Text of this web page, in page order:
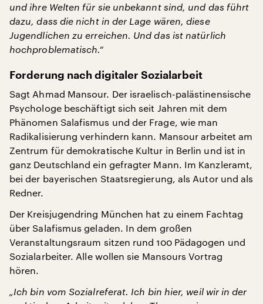
und ihre Welten für sie unbekannt sind, und das führt
dazu, dass die nicht in der Lage wären, diese
Jugendlichen zu erreichen. Und das ist natürlich
hochproblematisch.“
Forderung nach digitaler Sozialarbeit
Sagt Ahmad Mansour. Der israelisch-palästinensische
Psychologe beschäftigt sich seit Jahren mit dem
Phänomen Salafismus und der Frage, wie man
Radikalisierung verhindern kann. Mansour arbeitet am
Zentrum für demokratische Kultur in Berlin und ist in
ganz Deutschland ein gefragter Mann. Im Kanzleramt,
bei der bayerischen Staatsregierung, als Autor und als
Redner.
Der Kreisjugendring München hat zu einem Fachtag
über Salafismus geladen. In dem großen
Veranstaltungsraum sitzen rund 100 Pädagogen und
Sozialarbeiter. Alle wollen sie Mansours Vortrag
hören.
„Ich bin vom Sozialreferat. Ich bin hier, weil wir in der